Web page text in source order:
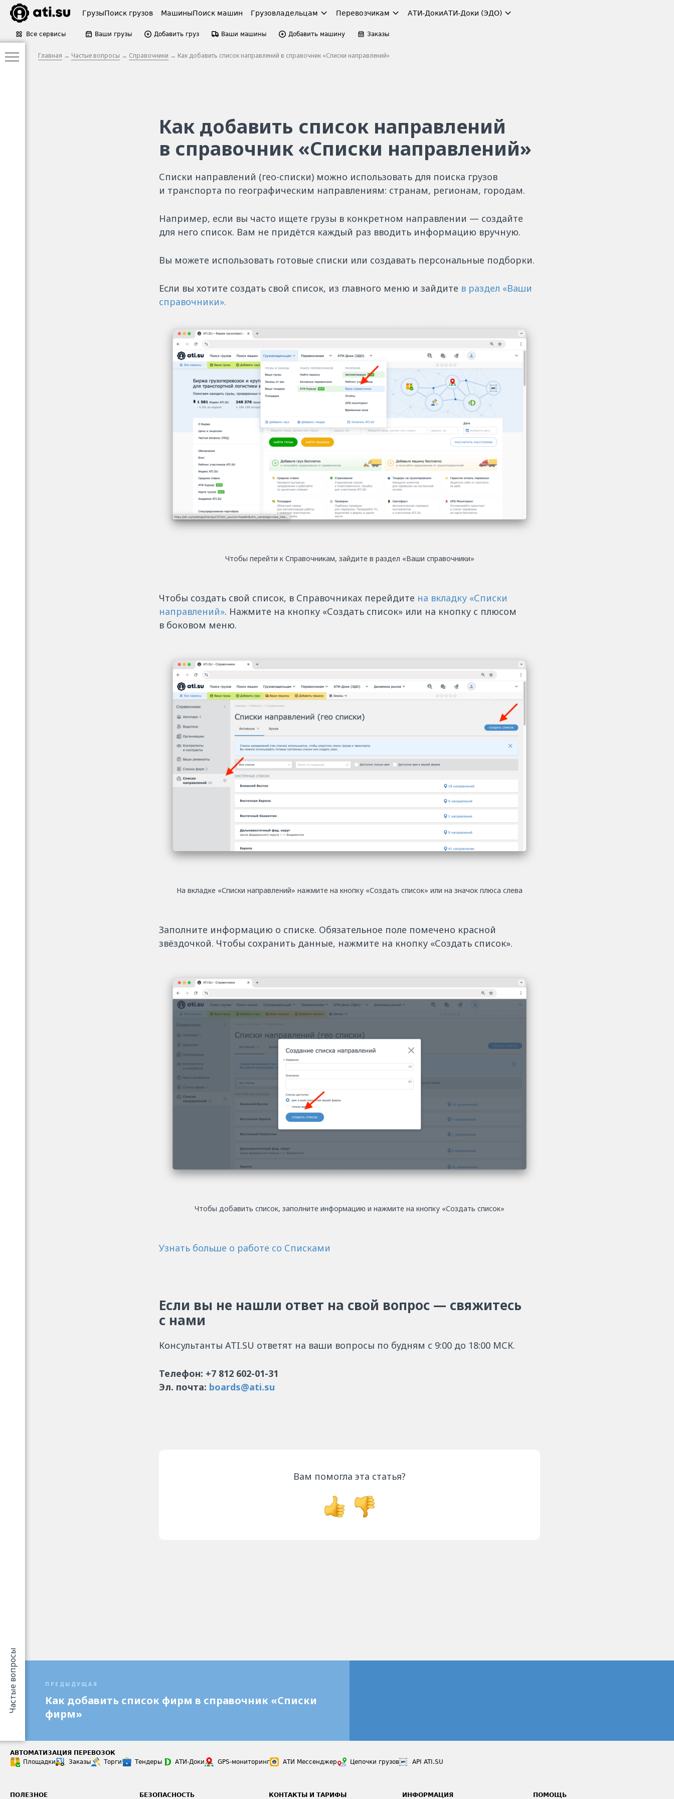
ГрузыПоиск грузов МашиныПоиск машин Грузовладельцам Перевозчикам АТИ-ДокиАТИ-Доки (ЭДО)
Все сервисы Ваши грузы Добавить груз Ваши машины Добавить машину Заказы
Частые вопросы
Главная → Частые вопросы → Справочники → Как добавить список направлений в справочник «Списки направлений»
Как добавить список направлений
в справочник «Списки направлений»
Списки направлений (гео-списки) можно использовать для поиска грузов
и транспорта по географическим направлениям: странам, регионам, городам.
Например, если вы часто ищете грузы в конкретном направлении — создайте
для него список. Вам не придётся каждый раз вводить информацию вручную.
Вы можете использовать готовые списки или создавать персональные подборки.
Если вы хотите создать свой список, из главного меню и зайдите в раздел «Ваши
справочники».
Чтобы перейти к Справочникам, зайдите в раздел «Ваши справочники»
Чтобы создать свой список, в Справочниках перейдите на вкладку «Списки
направлений». Нажмите на кнопку «Создать список» или на кнопку с плюсом
в боковом меню.
На вкладке «Списки направлений» нажмите на кнопку «Создать список» или на значок плюса слева
Заполните информацию о списке. Обязательное поле помечено красной
звёздочкой. Чтобы сохранить данные, нажмите на кнопку «Создать список».
Чтобы добавить список, заполните информацию и нажмите на кнопку «Создать список»
Узнать больше о работе со Списками
Если вы не нашли ответ на свой вопрос — свяжитесь
с нами
Консультанты ATI.SU ответят на ваши вопросы по будням с 9:00 до 18:00 МСК.
Телефон: +7 812 602-01-31
Эл. почта: boards@ati.su
Вам помогла эта статья?
ПРЕДЫДУЩАЯ
Как добавить список фирм в справочник «Списки
фирм»
АВТОМАТИЗАЦИЯ ПЕРЕВОЗОК
Площадки
Заказы Торги Тендеры АТИ-Доки GPS-мониторинг АТИ Мессенджер Цепочки грузов API ATI.SU
ПОЛЕЗНОЕ БЕЗОПАСНОСТЬ КОНТАКТЫ И ТАРИФЫ ИНФОРМАЦИЯ ПОМОЩЬ